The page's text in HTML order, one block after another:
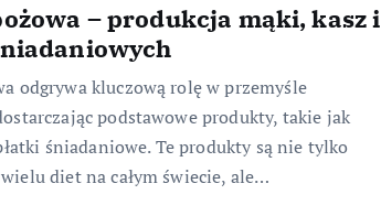
– produkcja mąki, kasz i
odgrywa kluczową rolę w przemyśle
podstawowe produkty, takie jak
śniadaniowe. Te produkty są nie tylko
diet na całym świecie, ale…